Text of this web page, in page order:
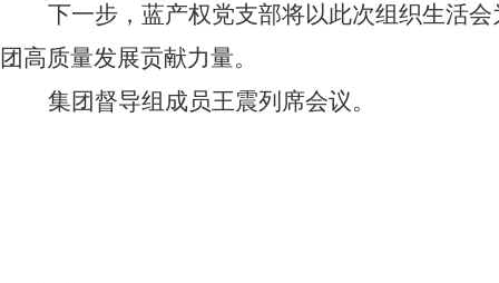
下一步，蓝产权党支部将以此次组织生活
团高质量发展贡献力量。
集团督导组成员王震列席会议。